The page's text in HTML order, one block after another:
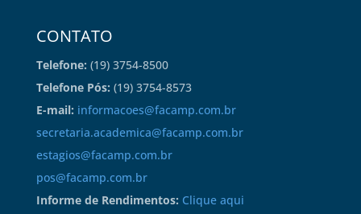
CONTATO
Telefone: (19) 3754-8500
Telefone Pós: (19) 3754-8573
E-mail: informacoes@facamp.com.br
secretaria.academica@facamp.com.br
estagios@facamp.com.br
pos@facamp.com.br
Informe de Rendimentos: Clique aqui